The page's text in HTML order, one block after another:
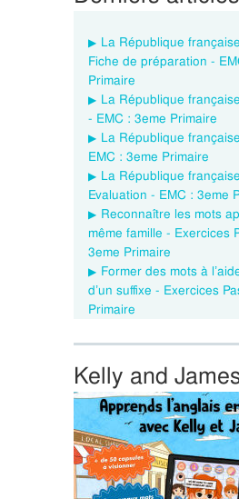
La République
Fiche de préparation -
Primaire
La République
- EMC : 3eme Primaire
La République
EMC : 3eme Primaire
La République
Evaluation - EMC : 3eme
Reconnaître les mots
même famille - Exercices
3eme Primaire
Former des mots à
d’un suffixe - Exercices
Primaire
Kelly and